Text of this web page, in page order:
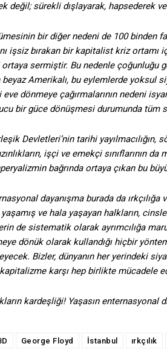
değil; sürekli dışlayarak, hapsederek
bir diğer nedeni de 100 binden
işsiz bırakan bir kapitalist kriz ortamı
sermiştir. Bu nedenle çoğunluğu
Amerikalı, bu eylemlerde yoksul
dönmeye çağırmalarının nedeni
bir güce dönüşmesi durumunda
Devletleri’nin tarihi yayılmacılığın,
işçi ve emekçi sınıflarının
bağrında ortaya çıkan bu
dayanışma burada da
ve hala yaşayan halkların,
de sistematik olarak ayrımcılığa
dönük olarak kullandığı hiçbir
Bizler, dünyanın her yerindeki
karşı hep birlikte mücadele
kardeşliği! Yaşasın enternasyonal
George Floyd İstanbul ırkçılık